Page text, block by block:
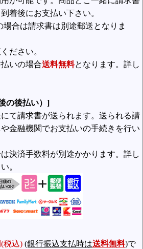
着後にお支払い下さい。
合は請求書は別途郵送となりま
ださい。
いの場合送料無料となります。詳し
の後払い）]
て請求書が送られます。送られる請
金融機関でお支払いの手続きを行い
決済手数料が別途かかります。詳し
。
(税込) (銀行振込支払時は送料無料)で